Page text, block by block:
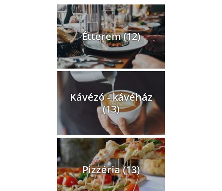
Étterem (12)
Kávézó - kávéház
(13)
Pizzéria (13)